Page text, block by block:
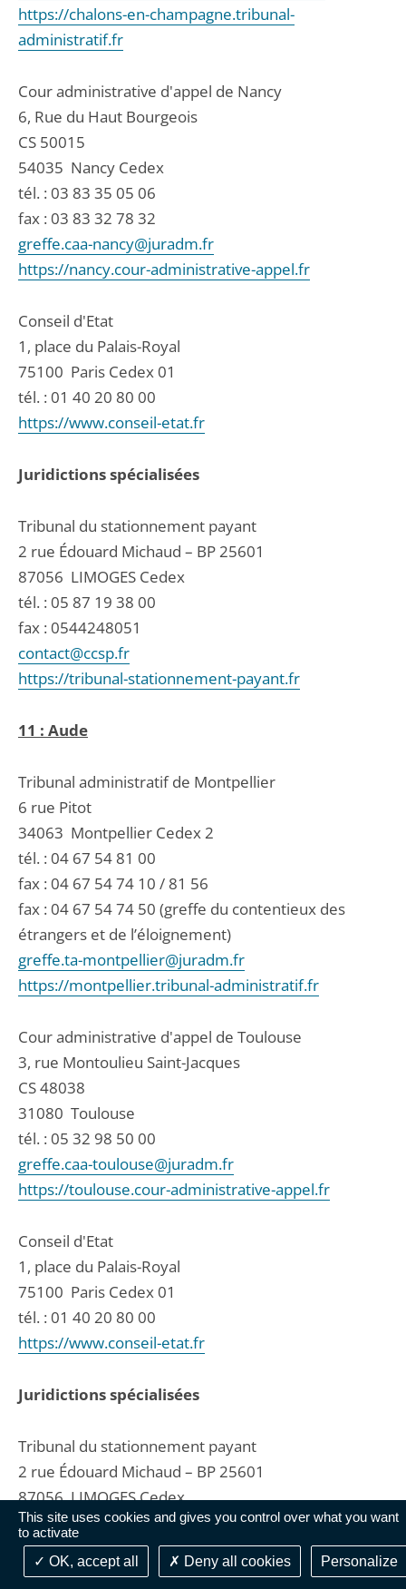
This site uses cookies and gives you control over what you want
to activate
OK, accept all
Deny all cookies Personalize
https://chalons-en-champagne.tribunal-
administratif.fr
Cour administrative d'appel de Nancy
6, Rue du Haut Bourgeois
CS 50015
54035 Nancy Cedex
tél. : 03 83 35 05 06
fax : 03 83 32 78 32
greffe.caa-nancy@juradm.fr
https://nancy.cour-administrative-appel.fr
Conseil d'Etat
1, place du Palais-Royal
75100 Paris Cedex 01
tél. : 01 40 20 80 00
https://www.conseil-etat.fr
Juridictions spécialisées
Tribunal du stationnement payant
2 rue Édouard Michaud – BP 25601
87056 LIMOGES Cedex
tél. : 05 87 19 38 00
fax : 0544248051
contact@ccsp.fr
https://tribunal-stationnement-payant.fr
11 : Aude
Tribunal administratif de Montpellier
6 rue Pitot
34063 Montpellier Cedex 2
tél. : 04 67 54 81 00
fax : 04 67 54 74 10 / 81 56
fax : 04 67 54 74 50 (greffe du contentieux des
étrangers et de l’éloignement)
greffe.ta-montpellier@juradm.fr
https://montpellier.tribunal-administratif.fr
Cour administrative d'appel de Toulouse
3, rue Montoulieu Saint-Jacques
CS 48038
31080 Toulouse
tél. : 05 32 98 50 00
greffe.caa-toulouse@juradm.fr
https://toulouse.cour-administrative-appel.fr
Conseil d'Etat
1, place du Palais-Royal
75100 Paris Cedex 01
tél. : 01 40 20 80 00
https://www.conseil-etat.fr
Juridictions spécialisées
Tribunal du stationnement payant
2 rue Édouard Michaud – BP 25601
87056 LIMOGES Cedex
tél. :05 87 19 38 00
fax : 0544248051
contact@ccsp.fr